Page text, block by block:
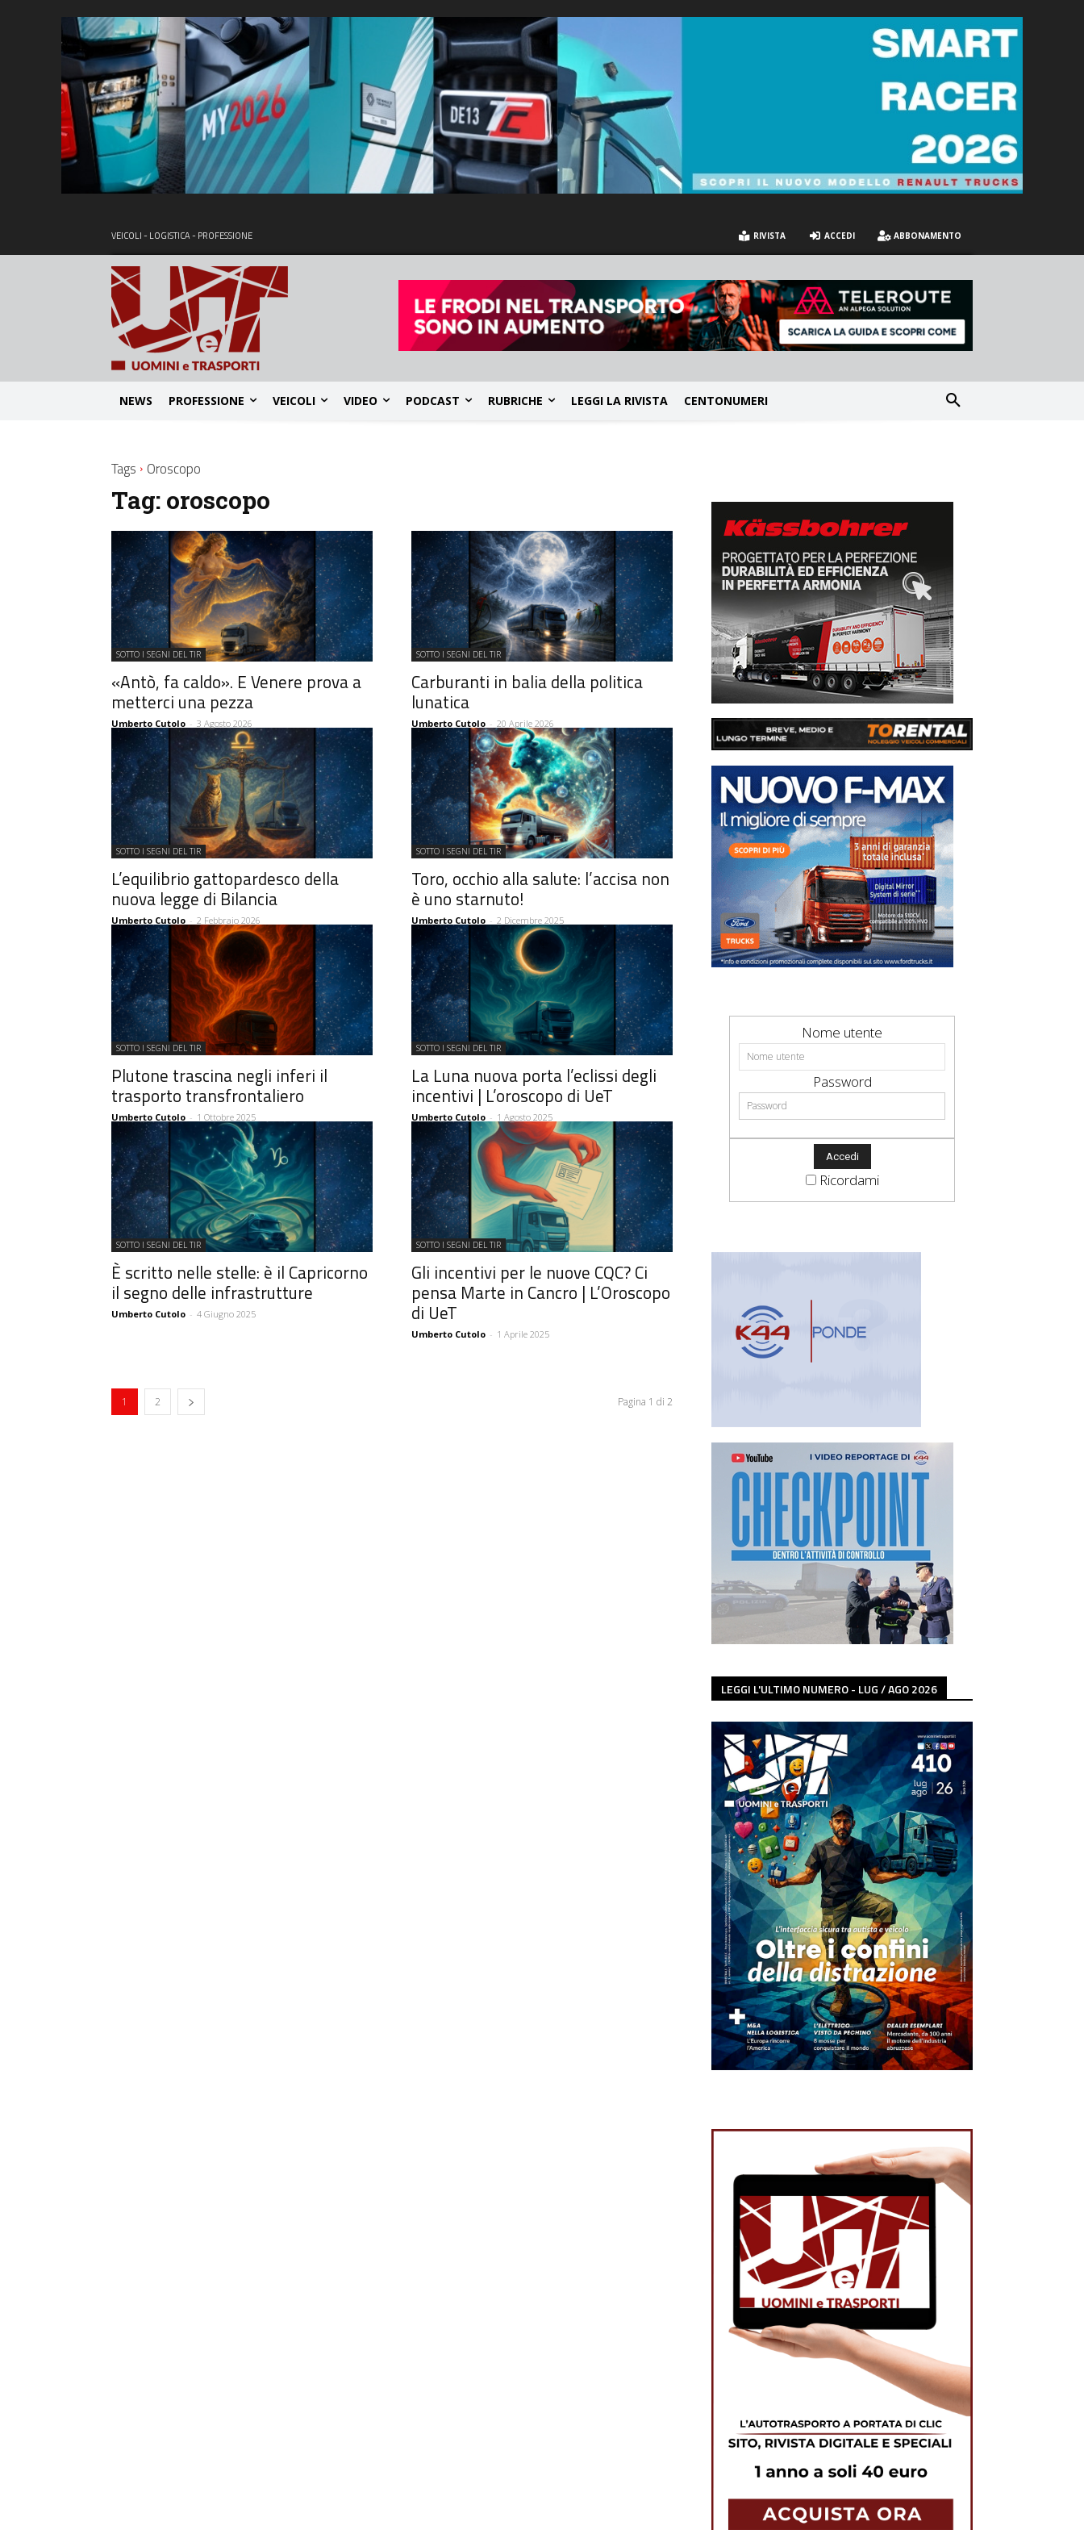
VEICOLI - LOGISTICA - PROFESSIONE RIVISTA ACCEDI ABBONAMENTO
NEWS PROFESSIONE VEICOLI VIDEO PODCAST RUBRICHE LEGGI LA RIVISTA CENTONUMERI
Tags Oroscopo
Tag: oroscopo
SOTTO I SEGNI DEL TIR
«Antò, fa caldo». E Venere prova a
metterci una pezza
Umberto Cutolo - 3 Agosto 2026
SOTTO I SEGNI DEL TIR
Carburanti in balia della politica
lunatica
Umberto Cutolo - 20 Aprile 2026
SOTTO I SEGNI DEL TIR
L’equilibrio gattopardesco della
nuova legge di Bilancia
Umberto Cutolo - 2 Febbraio 2026
SOTTO I SEGNI DEL TIR
Toro, occhio alla salute: l’accisa non
è uno starnuto!
Umberto Cutolo - 2 Dicembre 2025
SOTTO I SEGNI DEL TIR
Plutone trascina negli inferi il
trasporto transfrontaliero
Umberto Cutolo - 1 Ottobre 2025
SOTTO I SEGNI DEL TIR
La Luna nuova porta l’eclissi degli
incentivi | L’oroscopo di UeT
Umberto Cutolo - 1 Agosto 2025
SOTTO I SEGNI DEL TIR
È scritto nelle stelle: è il Capricorno
il segno delle infrastrutture
Umberto Cutolo - 4 Giugno 2025
SOTTO I SEGNI DEL TIR
Gli incentivi per le nuove CQC? Ci
pensa Marte in Cancro | L’Oroscopo
di UeT
Umberto Cutolo - 1 Aprile 2025
1 2 Pagina 1 di 2
Nome utente
Password
Ricordami
LEGGI L'ULTIMO NUMERO - LUG / AGO 2026